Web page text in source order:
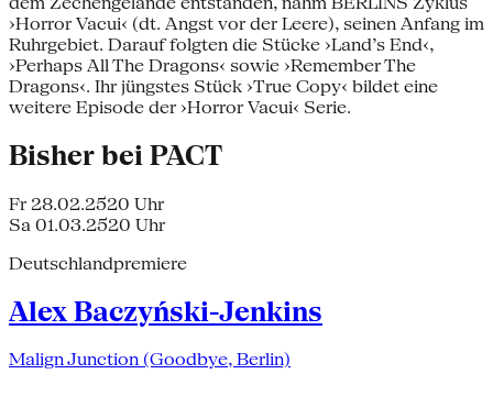
›Horror Vacui‹ (dt. Angst vor der Leere), seinen Anfang im
Ruhrgebiet. Darauf folgten die Stücke ›Land’s End‹,
›Perhaps All The Dragons‹ sowie ›Remember The
Dragons‹. Ihr jüngstes Stück ›True Copy‹ bildet eine
weitere Episode der ›Horror Vacui‹ Serie.
Bisher bei PACT
Fr 28.02.2520 Uhr
Sa 01.03.2520 Uhr
Deutschlandpremiere
Alex Baczyński-Jenkins
Malign Junction (Goodbye, Berlin)